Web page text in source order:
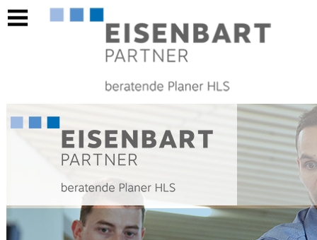
https://www.eisenbart-partner.ch/berufsausbildunggebaeudetechnikplanerin